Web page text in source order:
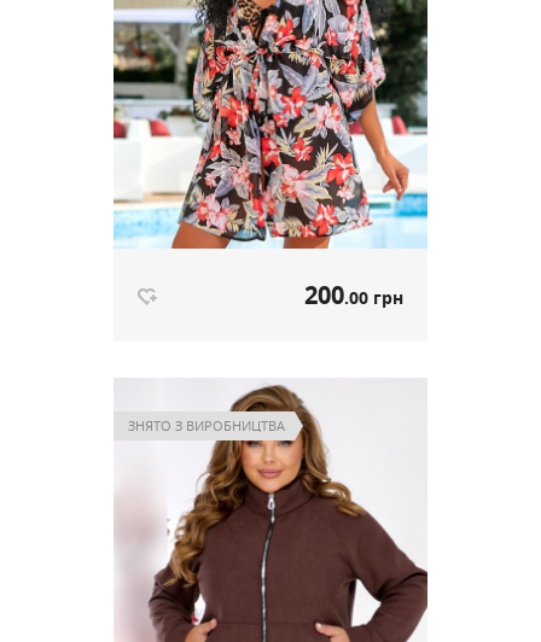
200.00 грн
Пляжна туніка червоно-чорний
артикул 547
Ціна 200
ЗНЯТО З ВИРОБНИЦТВА